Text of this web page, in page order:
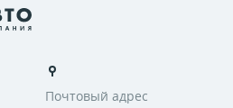
Почтовый адрес